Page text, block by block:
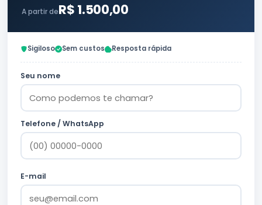
A partir deR$ 1.500,00
Sigiloso Sem custos Resposta rápida
Seu nome
Telefone / WhatsApp
E-mail